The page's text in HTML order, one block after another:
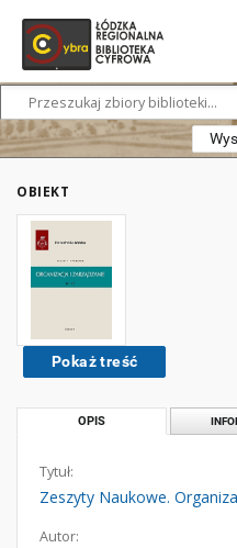
OBIEKT
Pokaż treść
OPIS
Tytuł:
Zeszyty Naukowe.
Autor: